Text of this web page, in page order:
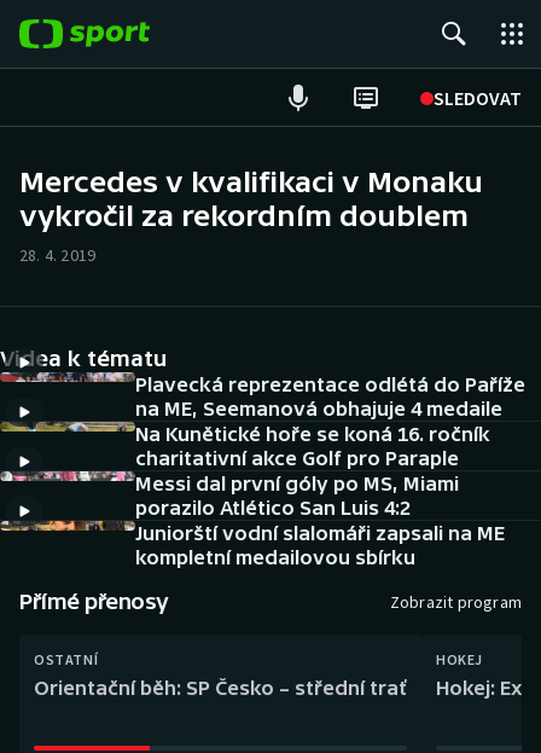
SLEDOVAT
Hokej
Cyklistika
DALŠÍ SPORTY
Americký fotbal
Baseball a softbal
Basketbal
Biatlon
NEPŘEHLÉDNĚTE
Historické návraty
Aplikace ČT sport
Mercedes v kvalifikaci v Monaku
vykročil za rekordním doublem
28. 4. 2019
Videa k tématu
Plavecká reprezentace odlétá do Paříže
na ME, Seemanová obhajuje 4 medaile
Na Kunětické hoře se koná 16. ročník
charitativní akce Golf pro Paraple
Messi dal první góly po MS, Miami
porazilo Atlético San Luis 4:2
Juniorští vodní slalomáři zapsali na ME
kompletní medailovou sbírku
Přímé přenosy Zobrazit program
OSTATNÍ
Orientační běh: SP Česko – střední trať
HOKEJ
Hokej: